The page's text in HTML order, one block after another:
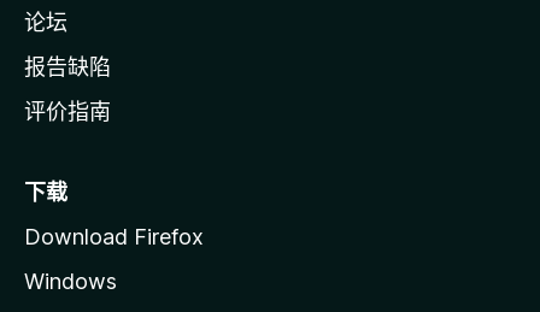
论坛
报告缺陷
评价指南
下载
Download Firefox
Windows